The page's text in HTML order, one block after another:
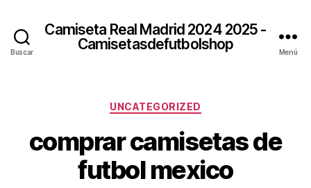
Buscar
Camiseta Real Madrid 2024 2025 -
Camisetasdefutbolshop
Menú
Categorías
UNCATEGORIZED
comprar camisetas de
futbol mexico